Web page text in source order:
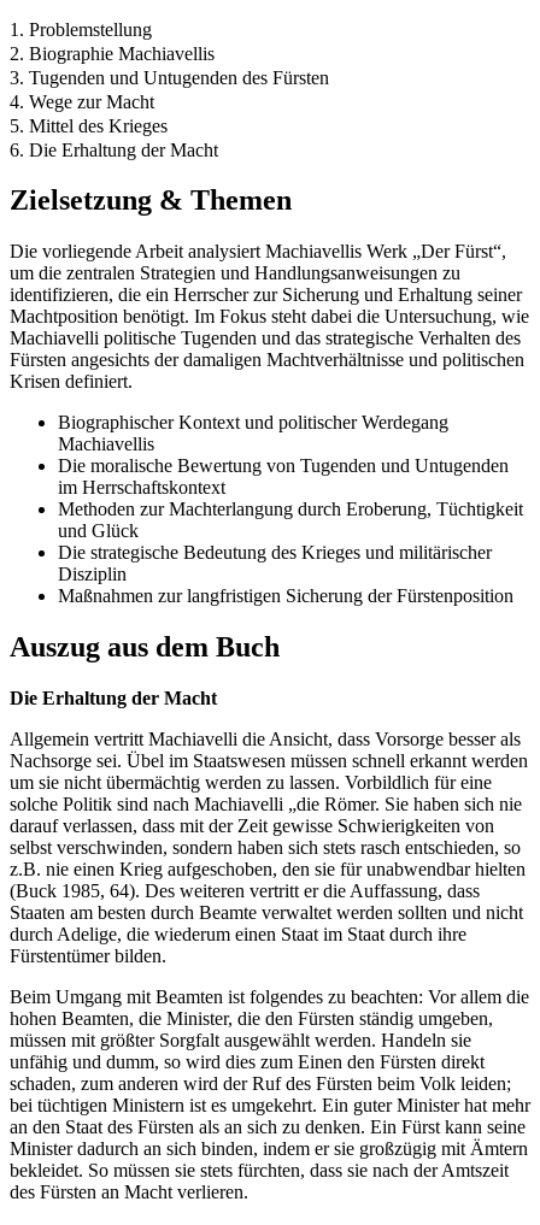
1. Problemstellung
2. Biographie Machiavellis
3. Tugenden und Untugenden des Fürsten
4. Wege zur Macht
5. Mittel des Krieges
6. Die Erhaltung der Macht
Zielsetzung & Themen
Die vorliegende Arbeit analysiert Machiavellis Werk „Der Fürst“,
um die zentralen Strategien und Handlungsanweisungen zu
identifizieren, die ein Herrscher zur Sicherung und Erhaltung seiner
Machtposition benötigt. Im Fokus steht dabei die Untersuchung, wie
Machiavelli politische Tugenden und das strategische Verhalten des
Fürsten angesichts der damaligen Machtverhältnisse und politischen
Krisen definiert.
Biographischer Kontext und politischer Werdegang
Machiavellis
Die moralische Bewertung von Tugenden und Untugenden
im Herrschaftskontext
Methoden zur Machterlangung durch Eroberung, Tüchtigkeit
und Glück
Die strategische Bedeutung des Krieges und militärischer
Disziplin
Maßnahmen zur langfristigen Sicherung der Fürstenposition
Auszug aus dem Buch
Die Erhaltung der Macht
Allgemein vertritt Machiavelli die Ansicht, dass Vorsorge besser als
Nachsorge sei. Übel im Staatswesen müssen schnell erkannt werden
um sie nicht übermächtig werden zu lassen. Vorbildlich für eine
solche Politik sind nach Machiavelli „die Römer. Sie haben sich nie
darauf verlassen, dass mit der Zeit gewisse Schwierigkeiten von
selbst verschwinden, sondern haben sich stets rasch entschieden, so
z.B. nie einen Krieg aufgeschoben, den sie für unabwendbar hielten
(Buck 1985, 64). Des weiteren vertritt er die Auffassung, dass
Staaten am besten durch Beamte verwaltet werden sollten und nicht
durch Adelige, die wiederum einen Staat im Staat durch ihre
Fürstentümer bilden.
Beim Umgang mit Beamten ist folgendes zu beachten: Vor allem die
hohen Beamten, die Minister, die den Fürsten ständig umgeben,
müssen mit größter Sorgfalt ausgewählt werden. Handeln sie
unfähig und dumm, so wird dies zum Einen den Fürsten direkt
schaden, zum anderen wird der Ruf des Fürsten beim Volk leiden;
bei tüchtigen Ministern ist es umgekehrt. Ein guter Minister hat mehr
an den Staat des Fürsten als an sich zu denken. Ein Fürst kann seine
Minister dadurch an sich binden, indem er sie großzügig mit Ämtern
bekleidet. So müssen sie stets fürchten, dass sie nach der Amtszeit
des Fürsten an Macht verlieren.